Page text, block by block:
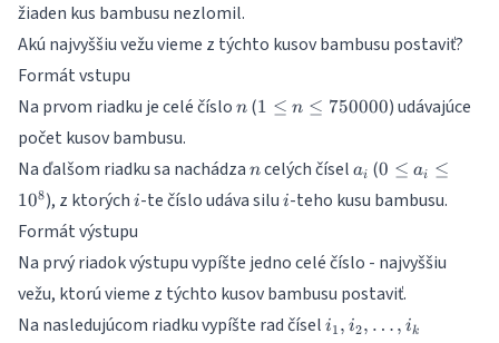
žiaden kus bambusu nezlomil.
Akú najvyššiu vežu vieme z týchto kusov bambusu postaviť?
Formát vstupu
Na prvom riadku je celé číslo n
n (1 \leq
1 ≤ n ≤ 750000) udávajúce
počet kusov bambusu.
Na ďalšom riadku sa nachádza n
ncelých čísel a_i
ai (0 \leq
\leq
0 ≤ ai
≤
108), z ktorých i
i-te číslo udáva silu i
i-teho kusu bambusu.
Formát výstupu
Na prvý riadok výstupu vypíšte jedno celé číslo - najvyššiu
vežu, ktorú vieme z týchto kusov bambusu postaviť.
Na nasledujúcom riadku vypíšte rad čísel i_1,
i1 , i2, … , ik